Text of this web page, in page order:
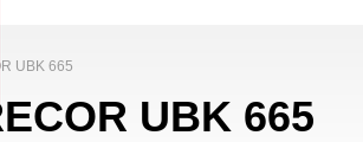
UBK 665
UBK 665